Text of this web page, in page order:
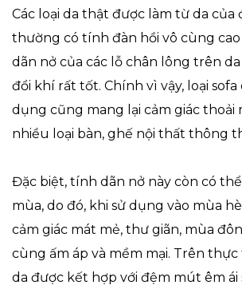
Các loại da thật được làm từ da của
thường có tính đàn hồi vô cùng cao
dãn nở của các lỗ chân lông trên
đổi khí rất tốt. Chính vì vậy, loại sofa
dụng cũng mang lại cảm giác thoải
nhiều loại bàn, ghế nội thất thông
Đặc biệt, tính dãn nở này còn có
mùa, do đó, khi sử dụng vào mùa
cảm giác mát mẻ, thư giãn, mùa
cùng ấm áp và mềm mại. Trên thực
da được kết hợp với đệm mút êm ái